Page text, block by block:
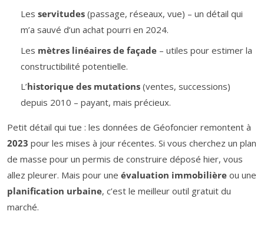
Les servitudes(passage, réseaux, vue) – un détail qui
m’a sauvé d’un achat pourri en 2024.
Les mètres linéaires de façade– utiles pour estimer la
constructibilité potentielle.
L’historique des mutations(ventes, successions)
depuis 2010 – payant, mais précieux.
Petit détail qui tue : les données de Géofoncier remontent à
2023 pour les mises à jour récentes. Si vous cherchez un plan
de masse pour un permis de construire déposé hier, vous
allez pleurer. Mais pour une évaluation immobilière ou une
planification urbaine, c’est le meilleur outil gratuit du
marché.